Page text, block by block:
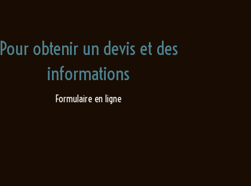
Pour obtenir un devis et des
informations
Formulaire en ligne